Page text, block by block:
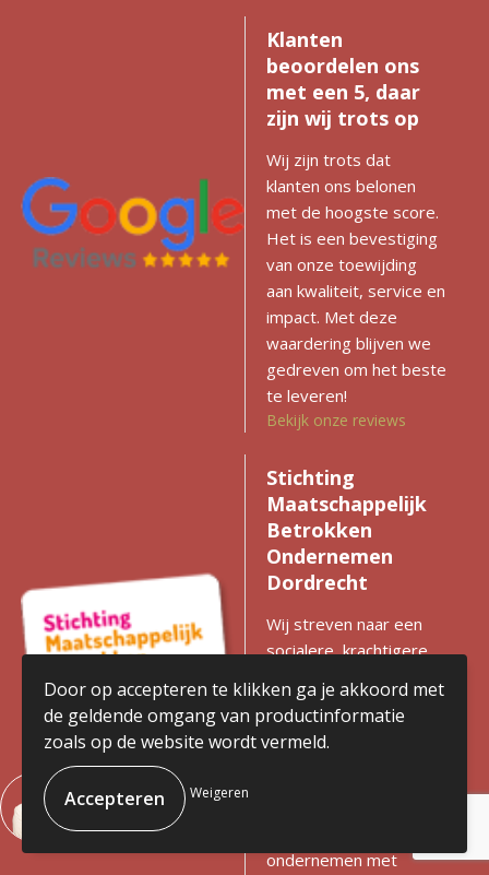
Klanten
beoordelen ons
met een 5, daar
zijn wij trots op
Wij zijn trots dat
klanten ons belonen
met de hoogste score.
Het is een bevestiging
van onze toewijding
aan kwaliteit, service en
impact. Met deze
waardering blijven we
gedreven om het beste
te leveren!
Bekijk onze reviews
Stichting
Maatschappelijk
Betrokken
Ondernemen
Dordrecht
Wij streven naar een
socialere, krachtigere
met gelijke kansen voor
iedereen. Zien we
kansen voor
ondernemen met
Door op accepteren te klikken ga je akkoord met
de geldende omgang van productinformatie
zoals op de website wordt vermeld.
Weigeren